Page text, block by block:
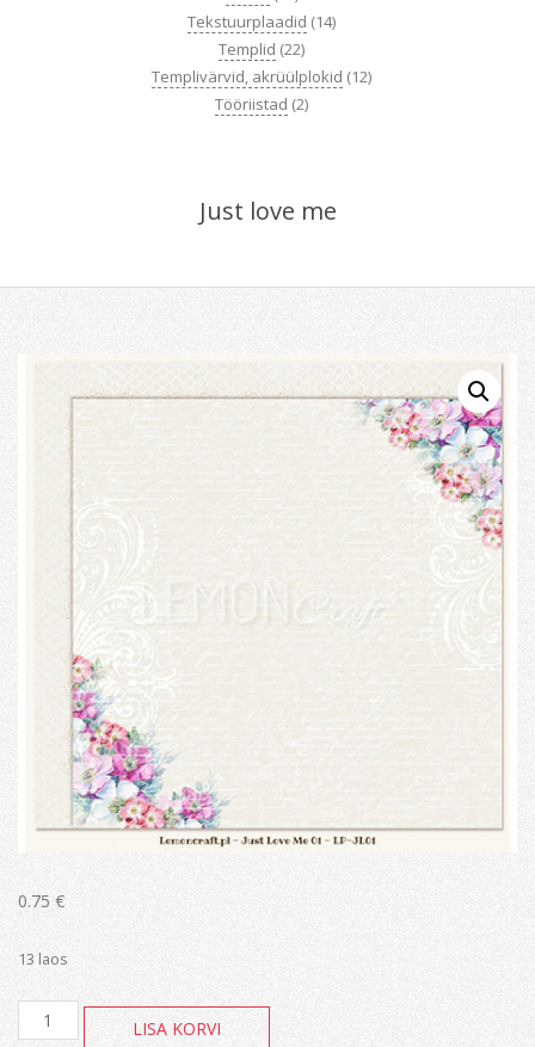
Tekstuurplaadid (14)
Templid (22)
Templivärvid, akrüülplokid (12)
Tööriistad (2)
Just love me
0.75 €
13 laos
Just
love
LISA KORVI